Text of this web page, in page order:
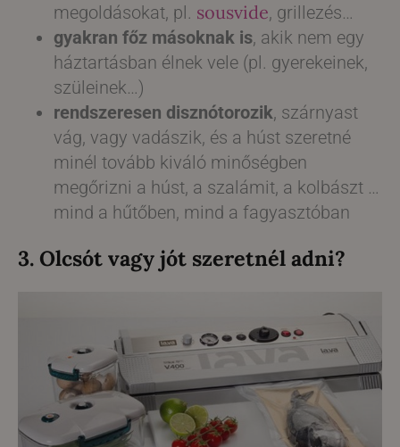
megoldásokat, pl. sousvide, grillezés…
gyakran főz másoknak is, akik nem egy
háztartásban élnek vele (pl. gyerekeinek,
szüleinek…)
rendszeresen disznótorozik, szárnyast
vág, vagy vadászik, és a húst szeretné
minél tovább kiváló minőségben
megőrizni a húst, a szalámit, a kolbászt …
mind a hűtőben, mind a fagyasztóban
3. Olcsót vagy jót szeretnél adni?